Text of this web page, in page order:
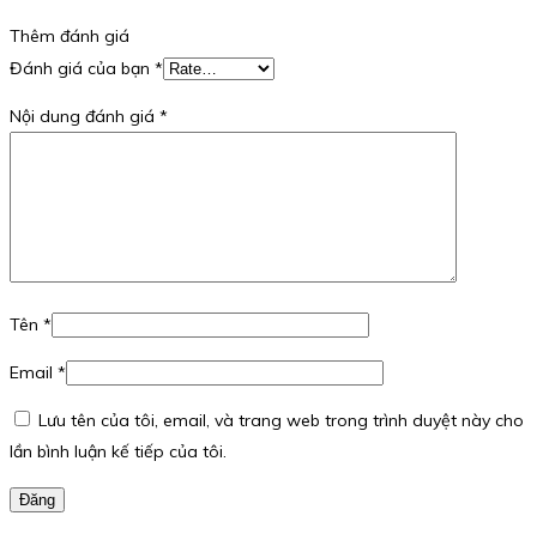
Thêm đánh giá
Đánh giá của bạn *
Nội dung đánh giá *
Tên *
Email *
Lưu tên của tôi, email, và trang web trong trình duyệt này cho
lần bình luận kế tiếp của tôi.
Đăng